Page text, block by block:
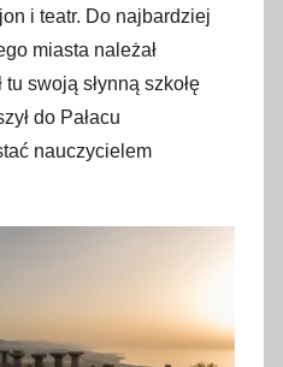
i teatr. Do najbardziej
miasta należał
tu swoją słynną szkołę
do Pałacu
nauczycielem